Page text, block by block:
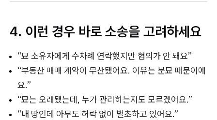
4. 이런 경우 바로 소송을 고려하세요
“묘 소유자에게 수차례 연락했지만 협의가 안 돼요”
“부동산 매매 계약이 무산됐어요. 이유는 분묘 때문이에
요.”
“묘는 오래됐는데, 누가 관리하는지도 모르겠어요.”
“내 땅인데 아무도 허락 없이 벌초하고 있어요.”